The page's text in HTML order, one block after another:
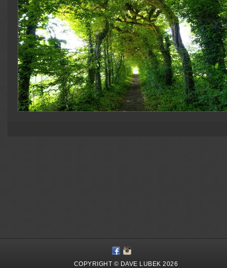
COPYRIGHT © DAVE LUBEK 2026